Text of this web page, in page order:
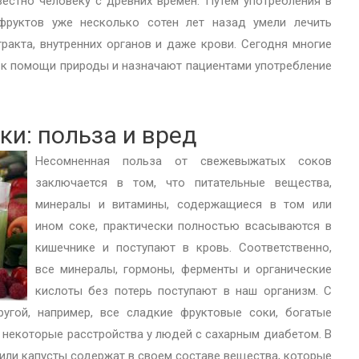
уже несколько сотен лет назад умели лечить
внутренних органов и даже крови. Сегодня многие
помощи природы и назначают пациентами употребление
польза и вред
Несомненная польза от свежевыжатых соков
заключается в том, что питательные вещества,
минералы и витамины, содержащиеся в том или
ином соке, практически полностью всасываются в
кишечнике и поступают в кровь. Соответственно,
все минералы, гормоны, ферменты и органические
кислоты без потерь поступают в наш организм. С
например, все сладкие фруктовые соки, богатые
расстройства у людей с сахарным диабетом. В
капусты содержат в своем составе вещества, которые